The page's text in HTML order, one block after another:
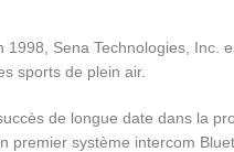
1998, Sena Technologies, Inc.
sports de plein air.
de longue date dans la
premier système intercom